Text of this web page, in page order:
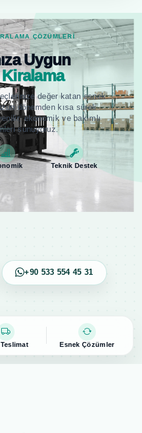
ÇÖZÜMLERI
Uygun
Kiralama
değer katan esnek
dönemden kısa süreli
ekonomik ve bakımlı
sunuyoruz.
Teknik Destek
+90 533 554 45 31
Teslimat Esnek Çözümler